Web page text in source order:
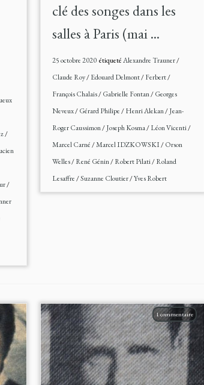
/
/
clé des songes dans les
salles à Paris (mai ...
25 octobre 2020étiquetéAlexandre Trauner/
Claude Roy/Edouard Delmont/Ferbert/
François Chalais/Gabrielle Fontan/Georges
Neveux/Gérard Philipe/Henri Alekan/Jean-
Roger Caussimon/Joseph Kosma/Léon Vicenti/
Marcel Carné/Marcel IDZKOWSKI/Orson
Welles/René Génin/Robert Pilati/Roland
Lesaffre/Suzanne Cloutier/Yves Robert
1 commentaire